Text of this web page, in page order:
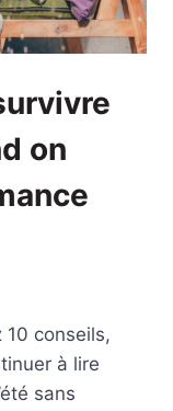
on
10 conseils,
à lire
sans